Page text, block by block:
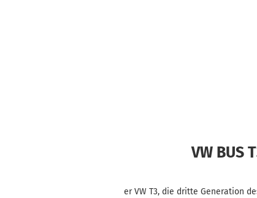
VW BUS
er VW T3, die dritte Generation